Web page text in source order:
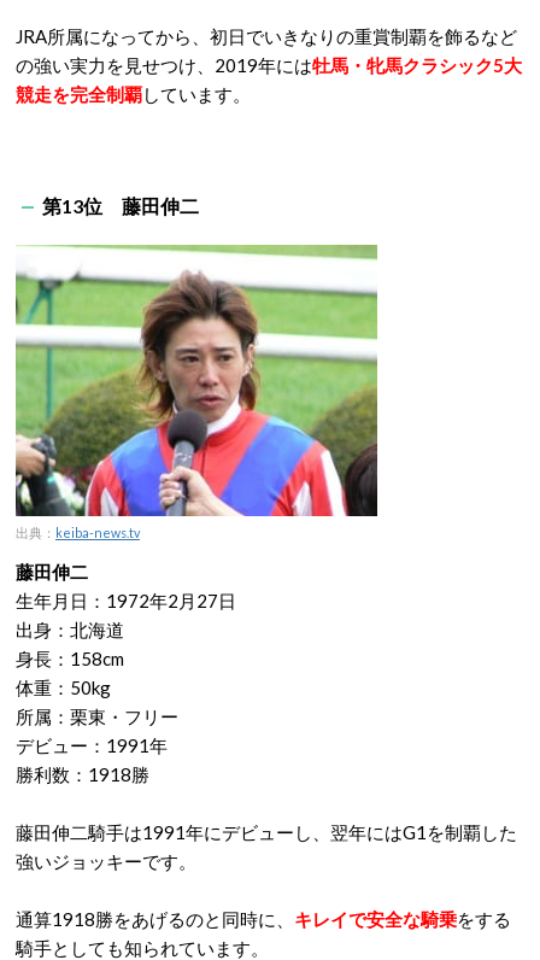
JRA所属になってから、初日でいきなりの重賞制覇を飾るなど
の強い実力を見せつけ、2019年には牡馬・牝馬クラシック5大
競走を完全制覇しています。
第13位 藤田伸二
出典： keiba-news.tv
藤田伸二
生年月日：1972年2月27日
出身：北海道
身長：158cm
体重：50kg
所属：栗東・フリー
デビュー：1991年
勝利数：1918勝
藤田伸二騎手は1991年にデビューし、翌年にはG1を制覇した
強いジョッキーです。
通算1918勝をあげるのと同時に、 キレイで安全な騎乗をする
騎手としても知られています。